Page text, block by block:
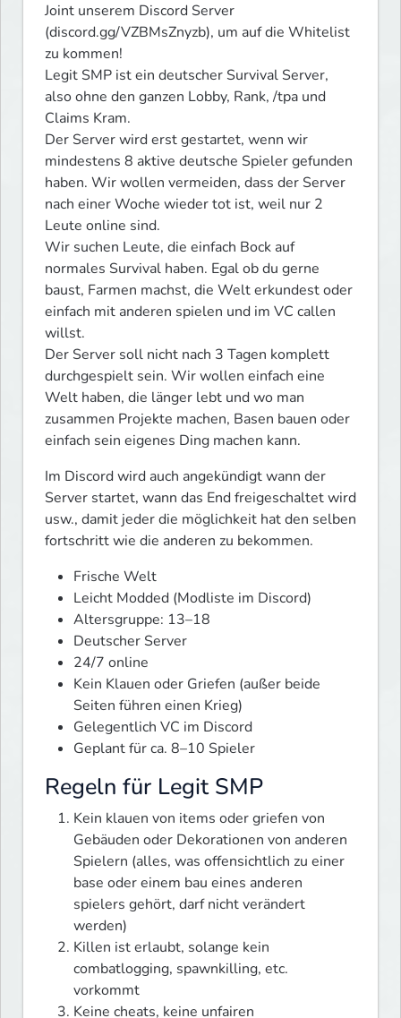
Joint unserem Discord Server
(discord.gg/VZBMsZnyzb), um auf die Whitelist
zu kommen!
Legit SMP ist ein deutscher Survival Server,
also ohne den ganzen Lobby, Rank, /tpa und
Claims Kram.
Der Server wird erst gestartet, wenn wir
mindestens 8 aktive deutsche Spieler gefunden
haben. Wir wollen vermeiden, dass der Server
nach einer Woche wieder tot ist, weil nur 2
Leute online sind.
Wir suchen Leute, die einfach Bock auf
normales Survival haben. Egal ob du gerne
baust, Farmen machst, die Welt erkundest oder
einfach mit anderen spielen und im VC callen
willst.
Der Server soll nicht nach 3 Tagen komplett
durchgespielt sein. Wir wollen einfach eine
Welt haben, die länger lebt und wo man
zusammen Projekte machen, Basen bauen oder
einfach sein eigenes Ding machen kann.
Im Discord wird auch angekündigt wann der
Server startet, wann das End freigeschaltet wird
usw., damit jeder die möglichkeit hat den selben
fortschritt wie die anderen zu bekommen.
Frische Welt
Leicht Modded (Modliste im Discord)
Altersgruppe: 13–18
Deutscher Server
24/7 online
Kein Klauen oder Griefen (außer beide
Seiten führen einen Krieg)
Gelegentlich VC im Discord
Geplant für ca. 8–10 Spieler
Regeln für Legit SMP
Kein klauen von items oder griefen von
Gebäuden oder Dekorationen von anderen
Spielern (alles, was offensichtlich zu einer
base oder einem bau eines anderen
spielers gehört, darf nicht verändert
werden)
Killen ist erlaubt, solange kein
combatlogging, spawnkilling, etc.
vorkommt
Keine cheats, keine unfairen